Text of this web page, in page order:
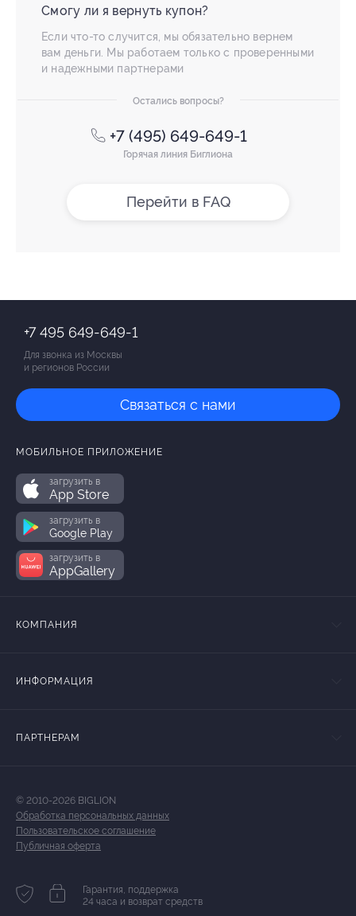
Смогу ли я вернуть купон?
Если что-то случится, мы обязательно вернем
вам деньги. Мы работаем только с проверенными
и надежными партнерами
Остались вопросы?
+7 (495) 649-649-1
Горячая линия Биглиона
Перейти в FAQ
+7 495 649-649-1
Для звонка из Москвы
и регионов России
Связаться с нами
МОБИЛЬНОЕ ПРИЛОЖЕНИЕ
загрузить в
App Store
загрузить в
Google Play
загрузить в
AppGallery
КОМПАНИЯ
ИНФОРМАЦИЯ
ПАРТНЕРАМ
© 2010-2026 BIGLION
Обработка персональных данных
Пользовательское соглашение
Публичная оферта
Гарантия, поддержка
24 часа и возврат средств